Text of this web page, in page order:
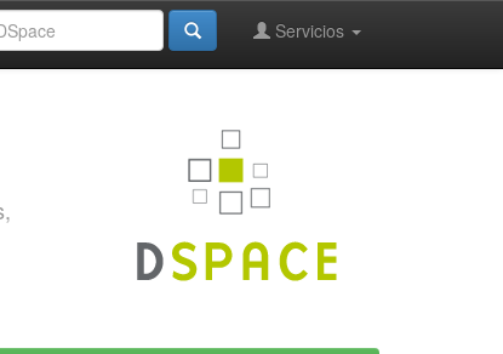
Servicios